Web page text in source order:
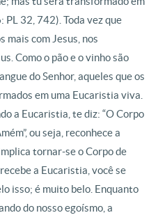
PL 32, 742). Toda vez que
mais com Jesus, nos
Como o pão e o vinho são
do Senhor, aqueles que os
em uma Eucaristia viva.
a Eucaristia, te diz: “O Corpo
ou seja, reconhece a
tornar-se o Corpo de
a Eucaristia, você se
isso; é muito belo. Enquanto
do nosso egoísmo, a